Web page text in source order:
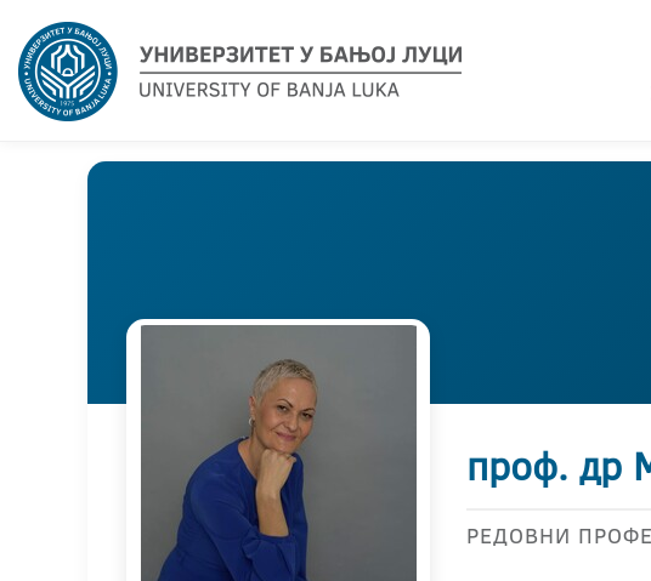
проф. др
РЕДОВНИ